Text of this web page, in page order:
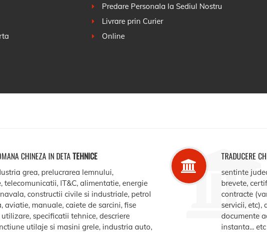
Predare Personala la Sediul Nostru
Livrare prin Curier
Online
CHINEZA IN DETATEHNICE
grea, prelucrarea lemnului,
telecomunicatii, IT&C, alimentatie, energie
constructii civile si industriale, petrol
aviatie, manuale, caiete de sarcini, fise
specificatii tehnice, descriere
utilaje si masini grele, industria auto,
TRADUCERE
sentinte
brevete,
contracte
servicii, etc),
documente
instanta... etc